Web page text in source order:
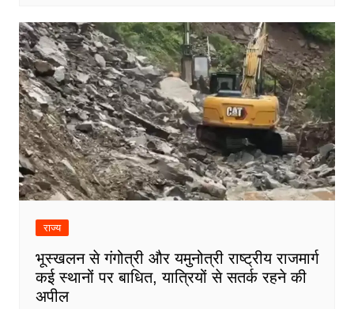
राज्य
भूस्खलन से गंगोत्री और यमुनोत्री राष्ट्रीय राजमार्ग
कई स्थानों पर बाधित, यात्रियों से सतर्क रहने की
अपील